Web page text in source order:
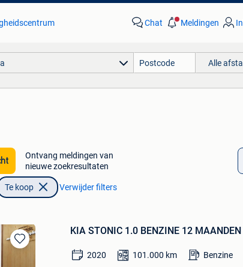
Chat Meldingen
Alle
Ontvang meldingen van
nieuwe zoekresultaten
Te koop Verwijder filters
Bewaren
KIA STONIC 1.0 BENZINE 12
2020 101.000 km Benzine